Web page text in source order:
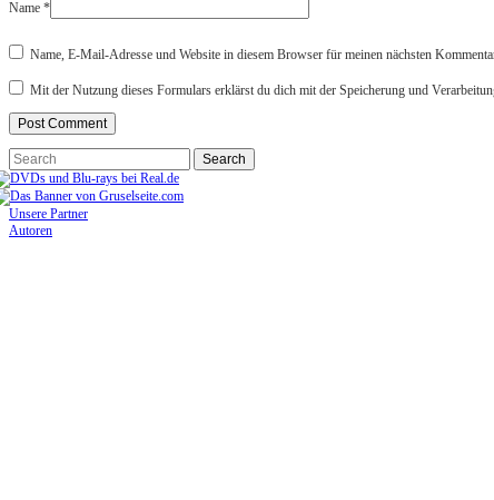
Name *
Name, E-Mail-Adresse und Website in diesem Browser für meinen nächsten
Mit der Nutzung dieses Formulars erklärst du dich mit der Speicherung und
Unsere Partner
Autoren